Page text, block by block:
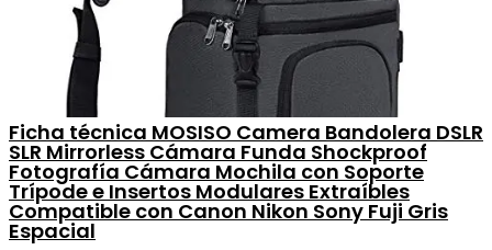
Ficha técnica MOSISO Camera Bandolera DSLR
SLR Mirrorless Cámara Funda Shockproof
Fotografía Cámara Mochila con Soporte
Trípode e Insertos Modulares Extraíbles
Compatible con Canon Nikon Sony Fuji Gris
Espacial